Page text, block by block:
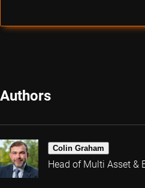
Authors
Colin Graham
Head of Multi Asset &